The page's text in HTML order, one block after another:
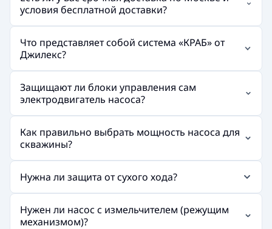
условия бесплатной доставки?
Что представляет собой система «КРАБ» от
Джилекс?
Защищают ли блоки управления сам
электродвигатель насоса?
Как правильно выбрать мощность насоса для
скважины?
Нужна ли защита от сухого хода?
Нужен ли насос с измельчителем (режущим
механизмом)?